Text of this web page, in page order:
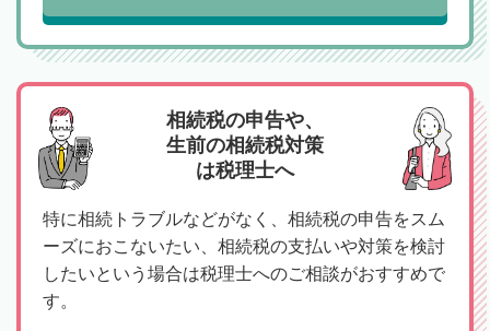
相続税の申告や、
生前の相続税対策
は税理士へ
特に相続トラブルなどがなく、相続税の申告をスム
ーズにおこないたい、相続税の支払いや対策を検討
したいという場合は税理士へのご相談がおすすめで
す。